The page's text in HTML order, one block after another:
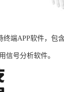
端APP软件，包
信号分析软件。